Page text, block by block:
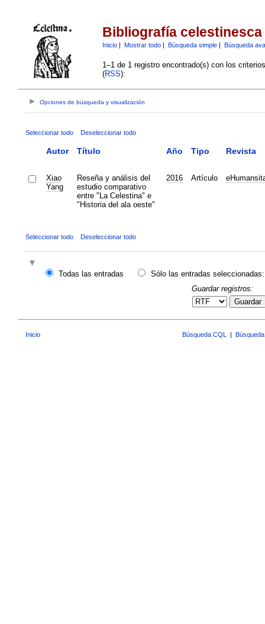
Bibliografía celestinesca
Inicio| Mostrar todo| Búsqueda simple| Búsqueda
1–1 de 1 registro encontrado(s) con los
(RSS):
Opciones de búsqueda y visualización
Seleccionar todo Deseleccionar todo
Autor Título Año Tipo Revista
Xiao
Yang
Reseña y análisis del
estudio comparativo
entre "La Celestina" e
"Historia del ala oeste"
2016 Artículo
Seleccionar todo Deseleccionar todo
Todas las entradas
Sólo las entradas seleccionadas:
Guardar registros:
Guardar
Inicio Búsqueda CQL